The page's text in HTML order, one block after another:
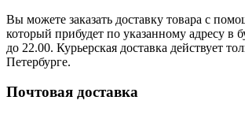
Вы можете заказать доставку товара с
который прибудет по указанному адресу в
до 22.00. Курьерская доставка действует
Петербурге.
Почтовая доставка